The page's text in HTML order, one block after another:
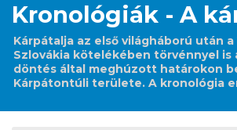
Kronológiák - A
Kárpátalja az első világháború után
Szlovákia kötelékében törvénnyel is
döntés által meghúzott határokon
Kárpátontúli területe. A kronológia